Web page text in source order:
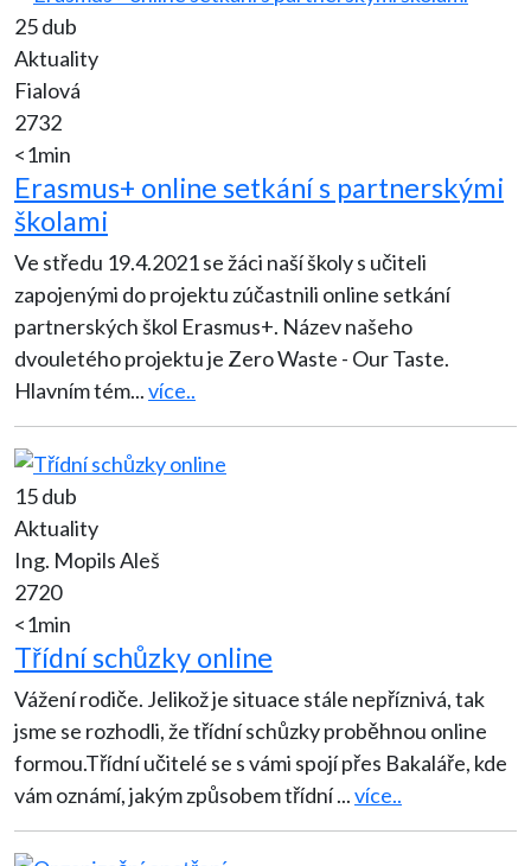
25 dub
Aktuality
Fialová
2732
<1min
Erasmus+ online setkání s partnerskými
školami
Ve středu 19.4.2021 se žáci naší školy s učiteli
zapojenými do projektu zúčastnili online setkání
partnerských škol Erasmus+. Název našeho
dvouletého projektu je Zero Waste - Our Taste.
Hlavním tém...více..
15 dub
Aktuality
Ing. Mopils Aleš
2720
<1min
Třídní schůzky online
Vážení rodiče. Jelikož je situace stále nepříznivá, tak
jsme se rozhodli, že třídní schůzky proběhnou online
formou.Třídní učitelé se s vámi spojí přes Bakaláře, kde
vám oznámí, jakým způsobem třídní...více..